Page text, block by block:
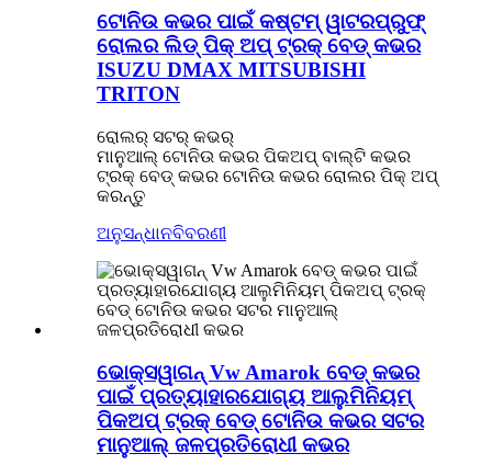
ଟୋନିଉ କଭର ପାଇଁ କଷ୍ଟମ୍ ୱାଟରପ୍ରୁଫ୍
ରୋଲର ଲିଡ୍ ପିକ୍ ଅପ୍ ଟ୍ରକ୍ ବେଡ୍ କଭର
ISUZU DMAX MITSUBISHI
TRITON
ରୋଲର୍‌ ସଟର୍‌ କଭର୍‌
ମାନୁଆଲ୍ ଟୋନିଉ କଭର ପିକଅପ୍ ବାଲ୍ଟି କଭର
ଟ୍ରକ୍ ବେଡ୍ କଭର ଟୋନିଉ କଭର ରୋଲର ପିକ୍ ଅପ୍
କରନ୍ତୁ
ଅନୁସନ୍ଧାନବିବରଣୀ
ଭୋକ୍ସୱାଗନ୍ Vw Amarok ବେଡ୍ କଭର
ପାଇଁ ପ୍ରତ୍ୟାହାରଯୋଗ୍ୟ ଆଲୁମିନିୟମ୍
ପିକଅପ୍ ଟ୍ରକ୍ ବେଡ୍ ଟୋନିଉ କଭର ସଟର
ମାନୁଆଲ୍ ଜଳପ୍ରତିରୋଧୀ କଭର